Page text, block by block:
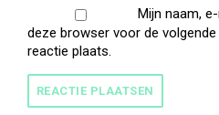
Mijn naam,
deze browser voor de
reactie plaats.